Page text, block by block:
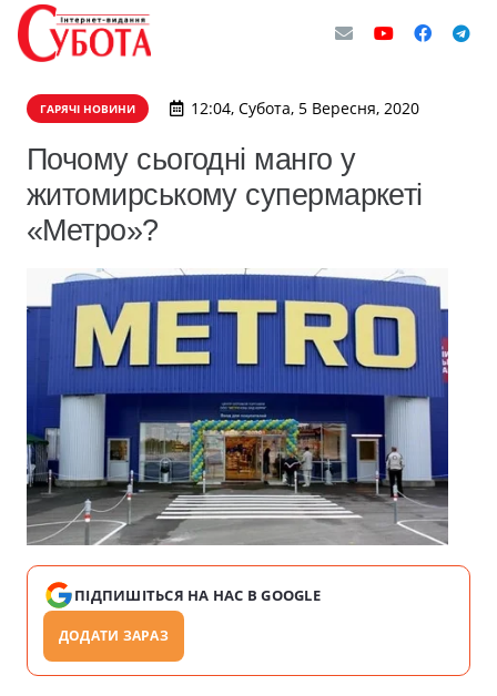
ГАРЯЧІ НОВИНИ 12:04, Субота, 5 Вересня, 2020
Почому сьогодні манго у
житомирському супермаркеті
«Метро»?
ПІДПИШІТЬСЯ НА НАС В GOOGLE
ДОДАТИ ЗАРАЗ